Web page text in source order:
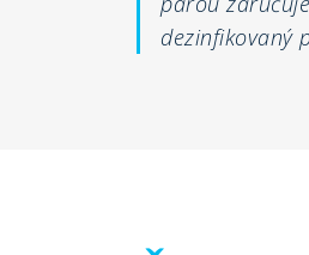
dezinfikovaný